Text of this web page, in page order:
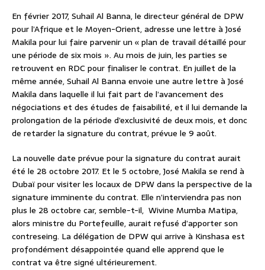
En février 2017, Suhail Al Banna, le directeur général de DPW
pour l’Afrique et le Moyen-Orient, adresse une lettre à José
Makila pour lui faire parvenir un « plan de travail détaillé pour
une période de six mois ». Au mois de juin, les parties se
retrouvent en RDC pour finaliser le contrat. En juillet de la
même année, Suhail Al Banna envoie une autre lettre à José
Makila dans laquelle il lui fait part de l’avancement des
négociations et des études de faisabilité, et il lui demande la
prolongation de la période d’exclusivité de deux mois, et donc
de retarder la signature du contrat, prévue le 9 août.
La nouvelle date prévue pour la signature du contrat aurait
été le 28 octobre 2017. Et le 5 octobre, José Makila se rend à
Dubaï pour visiter les locaux de DPW dans la perspective de la
signature imminente du contrat. Elle n’interviendra pas non
plus le 28 octobre car, semble-t-il, Wivine Mumba Matipa,
alors ministre du Portefeuille, aurait refusé d’apporter son
contreseing. La délégation de DPW qui arrive à Kinshasa est
profondément désappointée quand elle apprend que le
contrat va être signé ultérieurement.